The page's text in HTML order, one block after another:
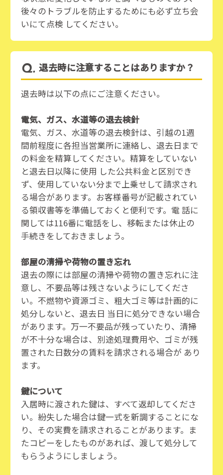
後々のトラブルを防止するためにも必ず立ち会
いにて点検 してください。
退去時に注意することはありますか？
退去時は以下の点にご注意ください。
電気、ガス、水道等の退去検針
電気、ガス、水道等の退去検針は、引越の1週
間前程度に各担当営業所に連絡し、退去日まで
の料金を精算してください。精算をしていない
と退去日以降に使用 した公共料金と区別でき
ず、使用していない分まで上乗せして請求され
る場合があります。お客様番号が記載されてい
る領収書等を準備しておくと便利です。電 話に
関しては116番に電話をし、移転または休止の
手続きをしておきましょう。
部屋の清掃や荷物の置き忘れ
退去の際には部屋の清掃や荷物の置き忘れに注
意し、不要品等は残さないようにしてくださ
い。不燃物や資源ゴミ、粗大ゴミ等は計画的に
処分しないと、退去日 当日に処分できない場合
があります。万一不要品が残っていたり、清掃
が不十分な場合は、別途処理費用や、ゴミが残
置された日数分の賃料を請求される場合が あり
ます。
鍵について
入居時に渡された鍵は、すべて返却してくださ
い。紛失した場合は鍵一式を新調することにな
り、その実費を請求されることがあります。ま
たコピーをしたものがあれば、渡して処分して
もらうようにしましょう。